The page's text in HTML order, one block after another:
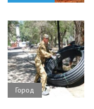
Город